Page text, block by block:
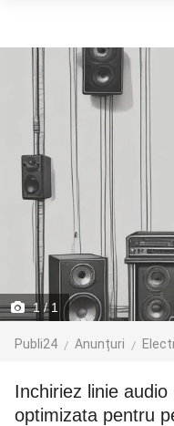
1/ 1
Publi24 Anunțuri
Inchiriez linie audio (boxe + amplificare)
optimizata pentru